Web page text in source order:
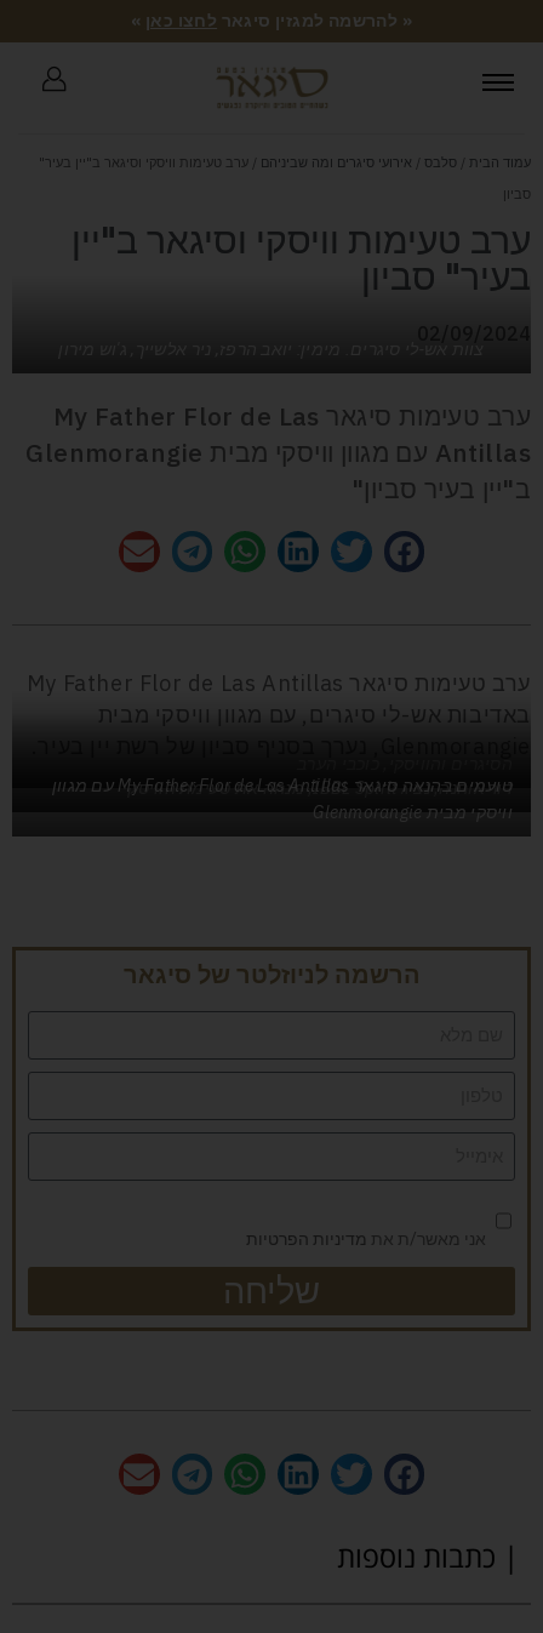
« להרשמה למגזין סיגאר לחצו כאן »
עמוד הבית / סלבס / אירועי סיגרים ומה שביניהם / ערב טעימות וויסקי וסיגאר ב"יין בעיר"
סביון
ערב טעימות וויסקי וסיגאר ב"יין
בעיר" סביון
צוות אש-לי סיגרים. מימין: יואב הרפז, ניר אלשייך, ג'וש מירון
ערב טעימות סיגאר My Father Flor de Las
Antillas עם מגוון וויסקי מבית Glenmorangie
ב"יין בעיר סביון"
ערב טעימות סיגאר My Father Flor de Las Antillas
באדיבות אש-לי סיגרים, עם מגוון וויסקי מבית
דור אוחנה, נציג IBBL Spirit, מנחה את טעימת הוויסקי
טועמים בהנאה סיגאר My Father Flor de Las Antillas עם מגוון
וויסקי מבית Glenmorangie
הרשמה לניוזלטר של סיגאר
אני מאשר/ת את מדיניות הפרטיות
שליחה
| כתבות נוספות